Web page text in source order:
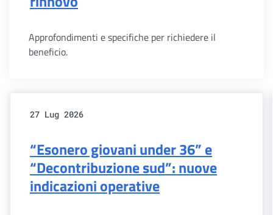
Approfondimenti e specifiche per richiedere il
beneficio.
27 Lug 2026
“Esonero giovani under 36” e
“Decontribuzione sud”: nuove
indicazioni operative